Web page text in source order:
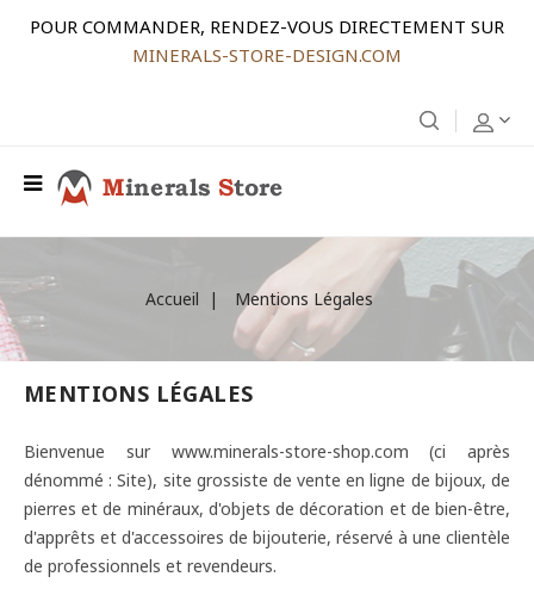
POUR COMMANDER, RENDEZ-VOUS DIRECTEMENT SUR
MINERALS-STORE-DESIGN.COM
Accueil Mentions Légales
MENTIONS LÉGALES
Bienvenue sur www.minerals-store-shop.com (ci après
dénommé : Site), site grossiste de vente en ligne de bijoux, de
pierres et de minéraux, d'objets de décoration et de bien-être,
d'apprêts et d'accessoires de bijouterie, réservé à une clientèle
de professionnels et revendeurs.